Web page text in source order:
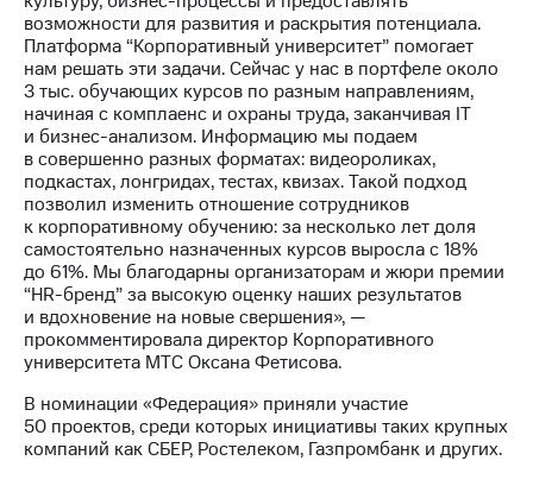
секретарь
Раскрытие
информации
Информация
акционерам
Документы
ПАО
"МТС"
Собрания
акционеров
Личный
кабинет
акционера
Акционерный
капитал
Контроль
аудит
Рынок
акций
возможности для развития и раскрытия потенциала.
Платформа “Корпоративный университет” помогает
нам решать эти задачи. Сейчас у нас в портфеле около
3 тыс. обучающих курсов по разным направлениям,
начиная с комплаенс и охраны труда, заканчивая IT
и бизнес-анализом. Информацию мы подаем
в совершенно разных форматах: видеороликах,
подкастах, лонгридах, тестах, квизах. Такой подход
позволил изменить отношение сотрудников
к корпоративному обучению: за несколько лет доля
самостоятельно назначенных курсов выросла с 18%
до 61%. Мы благодарны организаторам и жюри премии
“HR-бренд” за высокую оценку наших результатов
и вдохновение на новые свершения», —
прокомментировала директор Корпоративного
университета МТС Оксана Фетисова.
В номинации «Федерация» приняли участие
50 проектов, среди которых инициативы таких крупных
компаний как СБЕР, Ростелеком, Газпромбанк и других.